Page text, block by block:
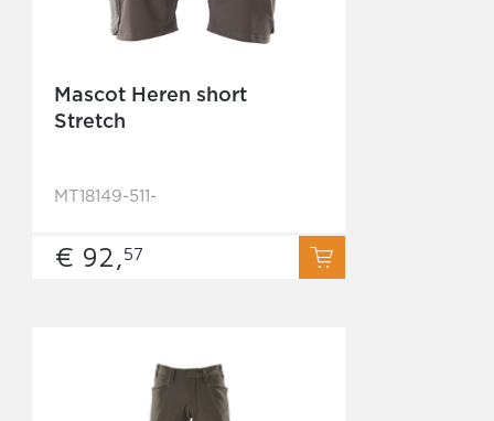
Mascot Heren short
Stretch
MT18149-511-
€ 92,57